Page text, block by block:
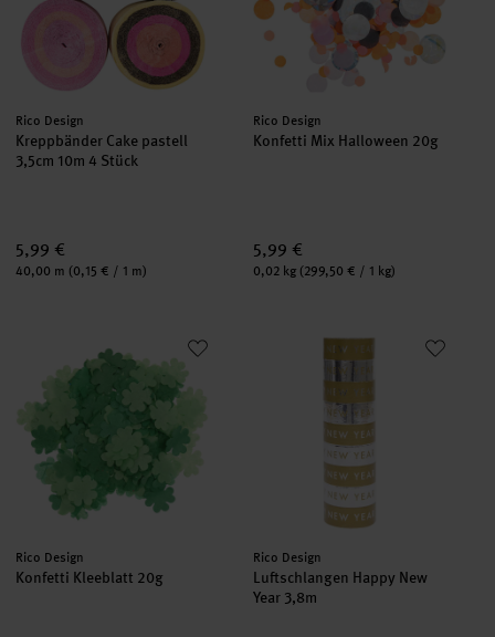
Hersteller:
Rico Design
Kreppbänder Cake pastell
3,5cm 10m 4 Stück
5,99 €
Inhalt:
40,00 m (0,15 € / 1 m)
Hersteller:
Rico Design
Konfetti Mix Halloween 20g
5,99 €
Inhalt:
0,02 kg (299,50 € / 1 kg)
Hersteller:
Rico Design
Konfetti Kleeblatt 20g
Luftschlangen Happy New Year
Hersteller:
Rico Design
Luftschlangen Happy New
Year 3,8m